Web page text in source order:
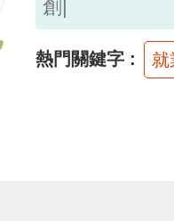
熱門關鍵字 就